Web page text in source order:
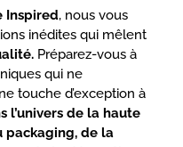
Inspired, nous vous
inédites qui mêlent
Préparez-vous à
qui ne
touche d’exception à
l’univers de la haute
packaging, de la